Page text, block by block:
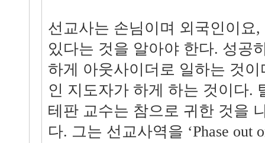
선교사는 손님이며 외국인이요
있다는 것을 알아야 한다. 성공
하게 아웃사이더로 일하는 것
인 지도자가 하게 하는 것이다.
테판 교수는 참으로 귀한 것을
다. 그는 선교사역을 ‘Phase out